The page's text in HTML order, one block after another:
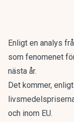
Enligt en analys
som fenomenet
nästa år.
Det kommer,
och inom EU.